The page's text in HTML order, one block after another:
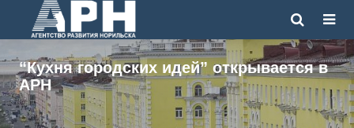
“Кухня городских идей” открывается в
АРН